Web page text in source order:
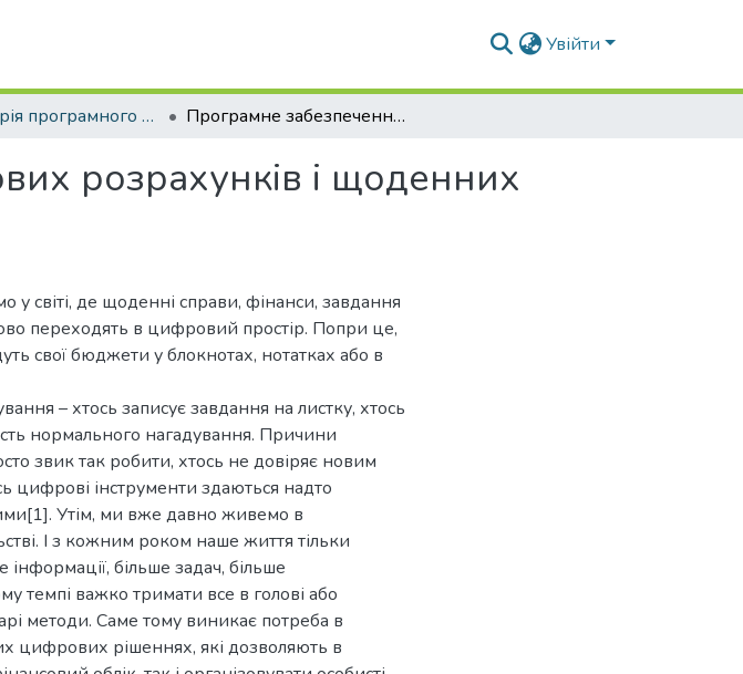
Увійти
Інженерія програмного забезпечення Програмне забезпечення фінансових розрахунків і щоденних справ
розрахунків і щоденних
у світі, де щоденні справи, фінанси, завдання
переходять в цифровий простір. Попри це,
свої бюджети у блокнотах, нотатках або в
– хтось записує завдання на листку, хтось
нормального нагадування. Причини
звик так робити, хтось не довіряє новим
цифрові інструменти здаються надто
Утім, ми вже давно живемо в
І з кожним роком наше життя тільки
більше задач, більше
темпі важко тримати все в голові або
методи. Саме тому виникає потреба в
цифрових рішеннях, які дозволяють в